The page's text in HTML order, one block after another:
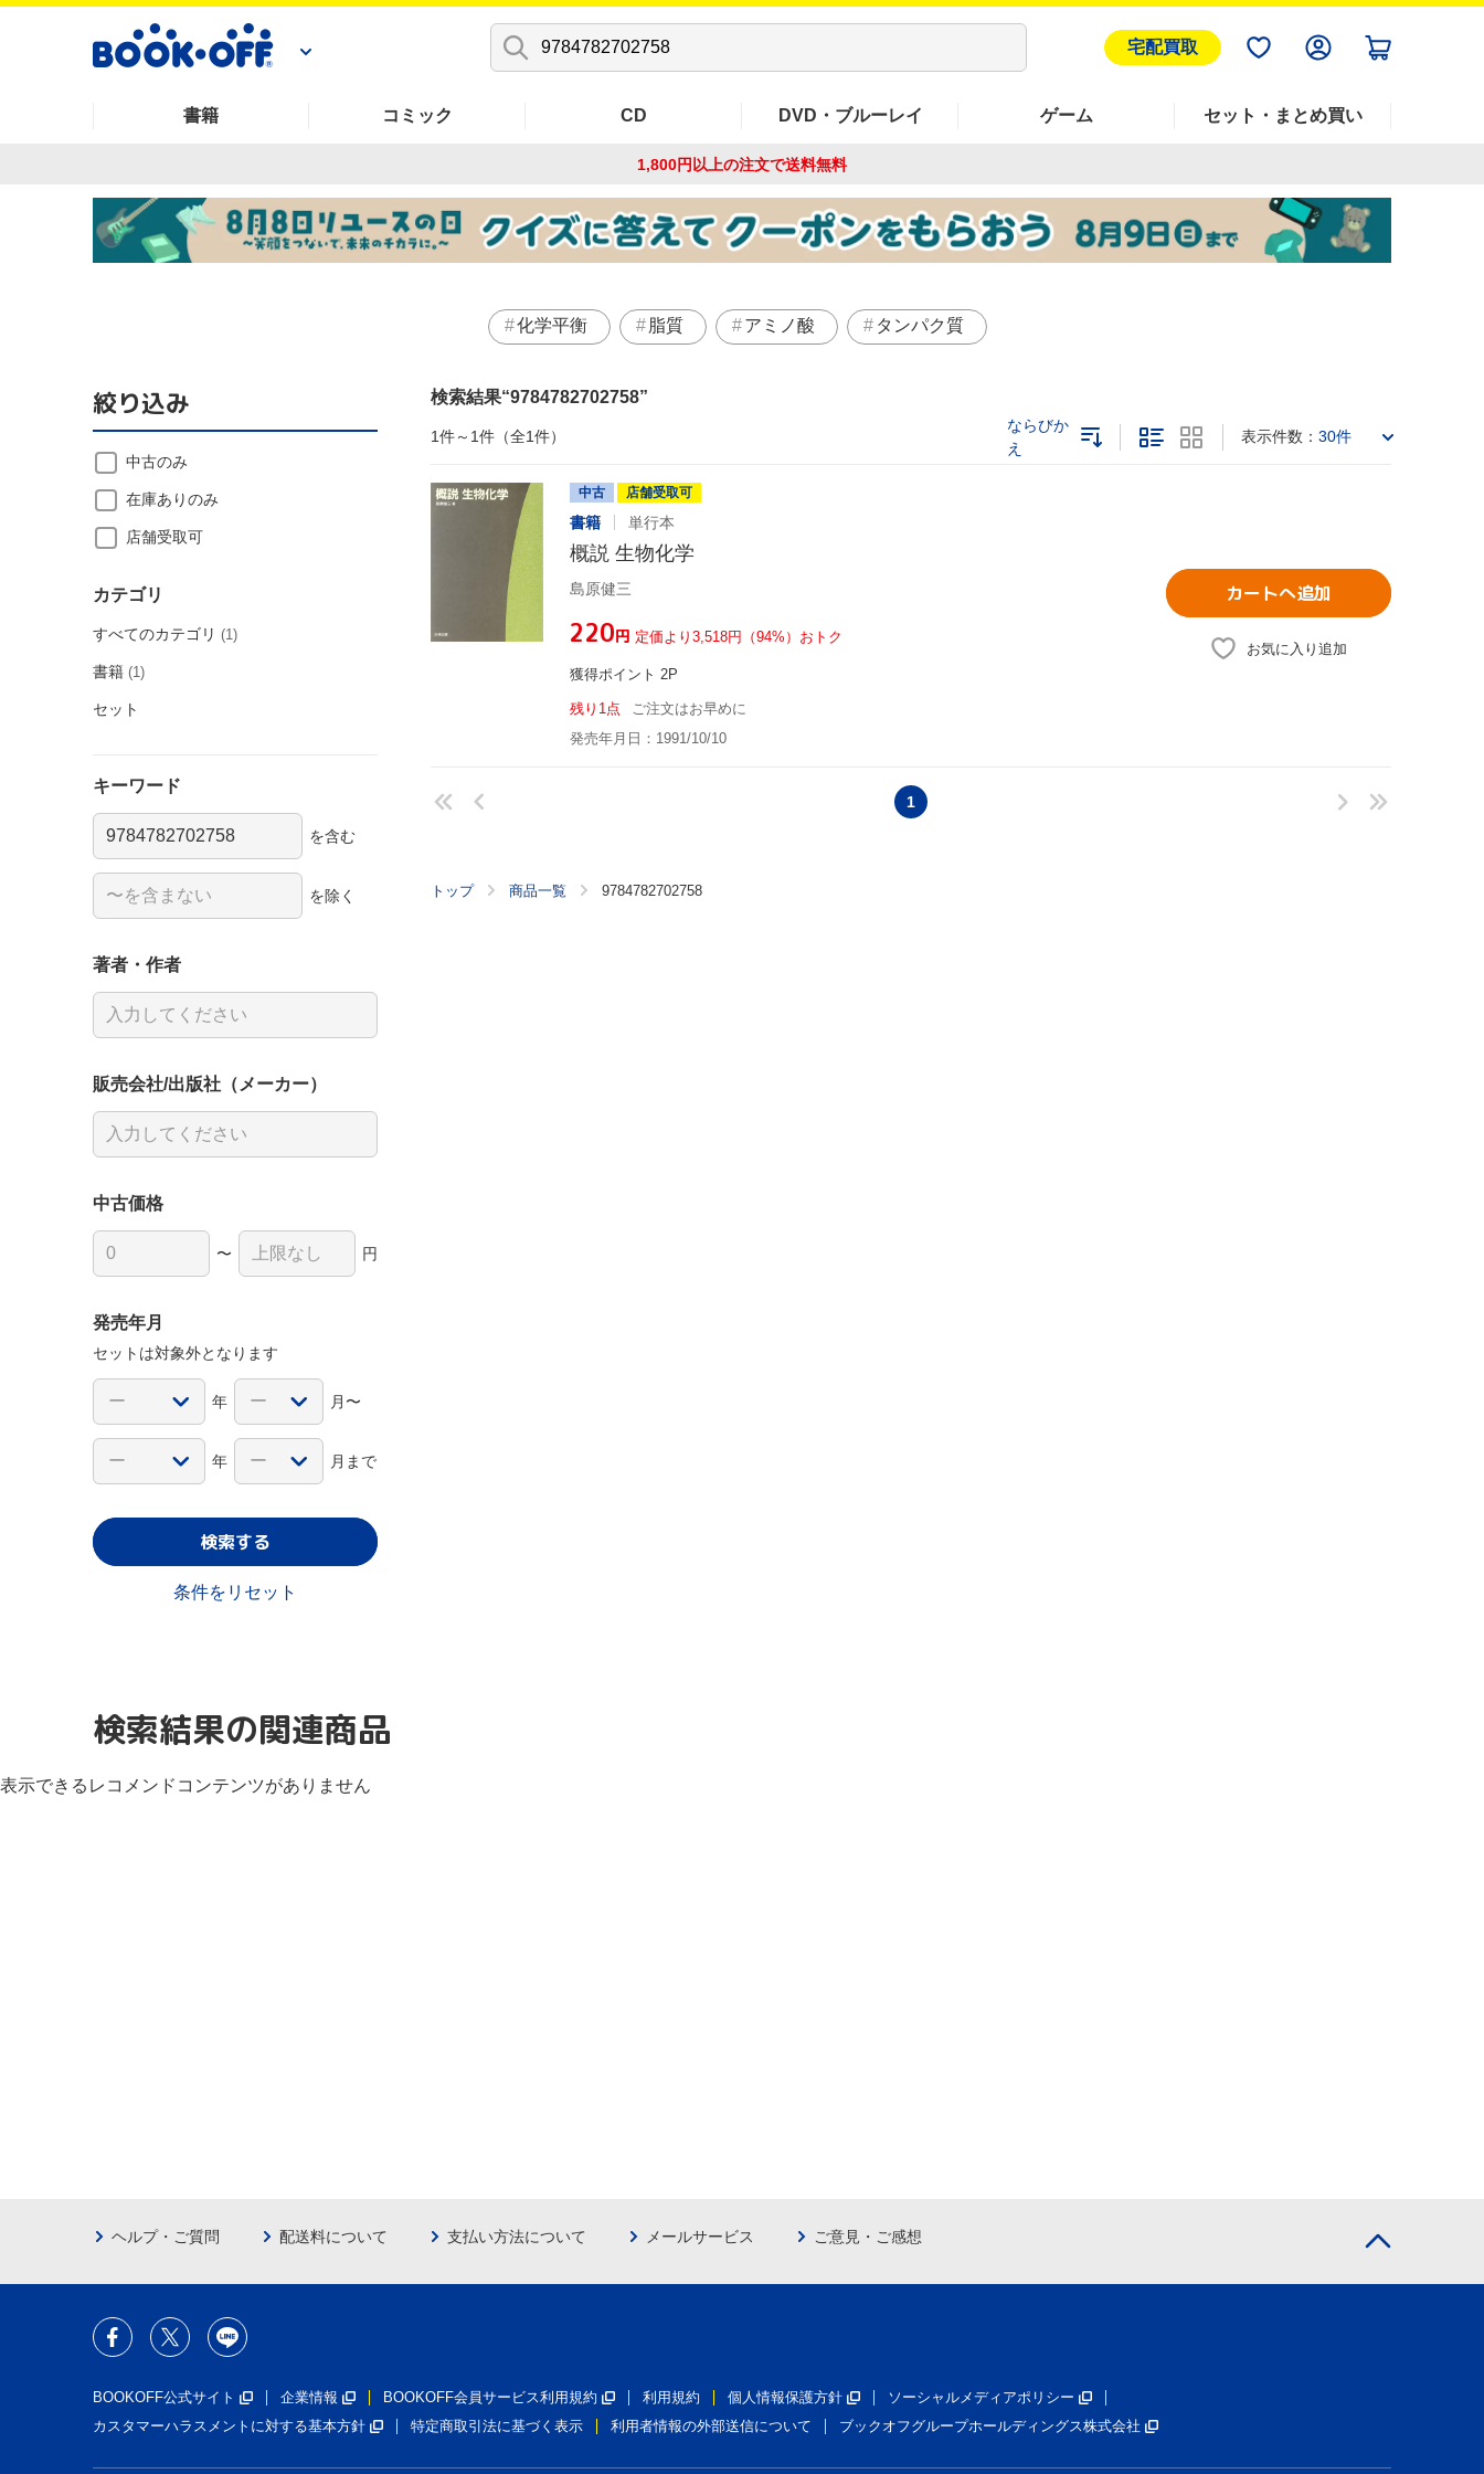
宅配買取
書籍 コミック CD DVD・ブルーレイ ゲーム セット・まとめ買い
1,800円以上の注文で送料無料
化学平衡 脂質 アミノ酸 タンパク質
検索結果 9784782702758
1件～1件（全1件）
ならびか
え
表示件数： 30件
中古 店舗受取可
書籍 単行本
概説 生物化学
島原健三
¥220円 定価より3,518円（94%）おトク
獲得ポイント 2P
残り1点
ご注文はお早めに
発売年月日：1991/10/10
カートへ追加
お気に入り追加
1
トップ 商品一覧 9784782702758
絞り込み
中古のみ
在庫ありのみ
店舗受取可
カテゴリ
すべてのカテゴリ (1)
書籍 (1)
セット
キーワード
を含む
を除く
著者・作者
販売会社/出版社（メーカー）
中古価格
〜 円
発売年月
セットは対象外となります
年 月〜
年 月まで
検索する
条件をリセット
検索結果の関連商品
表示できるレコメンドコンテンツがありません
ヘルプ・ご質問 配送料について 支払い方法について メールサービス ご意見・ご感想
BOOKOFF公式サイト 企業情報 BOOKOFF会員サービス利用規約 利用規約 個人情報保護方針
ソーシャルメディアポリシー
カスタマーハラスメントに対する基本方針
特定商取引法に基づく表示 利用者情報の外部送信について ブックオフグループホールディングス株式会社